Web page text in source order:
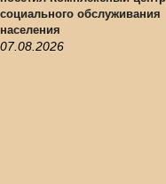
социального обслуживания
населения
07.08.2026